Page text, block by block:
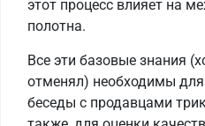
этот процесс влияет на
полотна.
Все эти базовые знания
отменял) необходимы
беседы с продавцами